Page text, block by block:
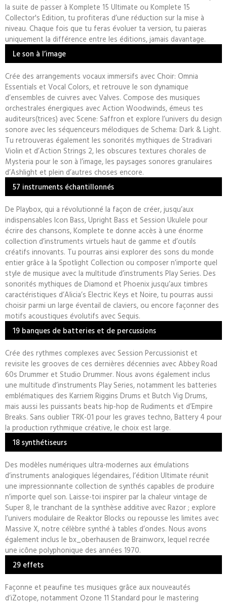
la suite de passer à Komplete 15 Ultimate ou Komplete 15
Collector's Edition, tu profiteras d’une réduction sur la mise à
niveau. Chaque fois que tu feras évoluer ta version, tu paieras
uniquement la différence entre les éditions, jamais davantage.
Le son à l’image
Crée des arrangements vocaux immersifs avec Choir: Omnia
Essentials et Vocal Colors, et retrouve le son dynamique
d’ensembles de cuivres avec Valves. Compose des musiques
orchestrales énergiques avec Action Woodwinds, émeus tes
auditeurs(trices) avec Scene: Saffron et explore l’univers du design
sonore avec les séquenceurs mélodiques de Schema: Dark & Light.
Tu retrouveras également les sonorités mythiques de Stradivari
Violin et d’Action Strings 2, les obscures textures chorales de
Mysteria pour le son à l’image, les paysages sonores granulaires
d’Ashlight et plein d’autres choses encore.
57 instruments échantillonnés
De Playbox, qui a révolutionné la façon de créer, jusqu’aux
indispensables Icon Bass, Upright Bass et Session Ukulele pour
écrire des chansons, Komplete te donne accès à une énorme
collection d’instruments virtuels haut de gamme et d’outils
créatifs innovants. Tu pourras ainsi explorer des sons du monde
entier grâce à la Spotlight Collection ou composer n’importe quel
style de musique avec la multitude d’instruments Play Series. Des
sonorités mythiques de Diamond et Phoenix jusqu’aux timbres
caractéristiques d’Alicia’s Electric Keys et Noire, tu pourras aussi
choisir parmi un large éventail de claviers, ou encore façonner des
motifs acoustiques évolutifs avec Sequis.
19 banques de batteries et de percussions
Crée des rythmes complexes avec Session Percussionist et
revisite les grooves de ces dernières décennies avec Abbey Road
60s Drummer et Studio Drummer. Nous avons également inclus
une multitude d’instruments Play Series, notamment les batteries
emblématiques des Karriem Riggins Drums et Butch Vig Drums,
mais aussi les puissants beats hip-hop de Rudiments et d’Empire
Breaks. Sans oublier TRK-01 pour les graves techno, Battery 4 pour
la production rythmique créative, le choix est large.
18 synthétiseurs
Des modèles numériques ultra-modernes aux émulations
d’instruments analogiques légendaires, l’édition Ultimate réunit
une impressionnante collection de synthés capables de produire
n’importe quel son. Laisse-toi inspirer par la chaleur vintage de
Super 8, le tranchant de la synthèse additive avec Razor ; explore
l’univers modulaire de Reaktor Blocks ou repousse les limites avec
Massive X, notre célèbre synthé à tables d’ondes. Nous avons
également inclus le bx_oberhausen de Brainworx, lequel recrée
une icône polyphonique des années 1970.
29 effets
Façonne et peaufine tes musiques grâce aux nouveautés
d’iZotope, notamment Ozone 11 Standard pour le mastering